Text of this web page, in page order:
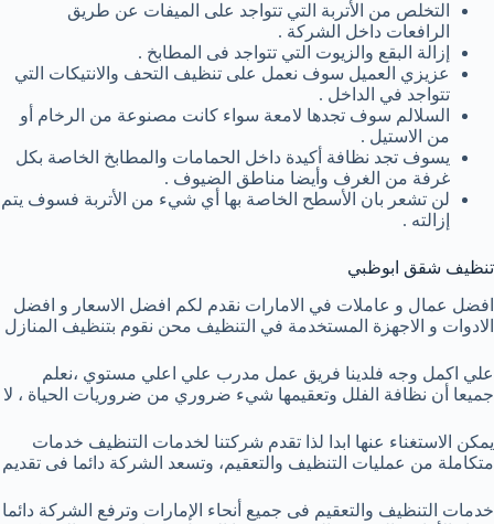
التخلص من الأتربة التي تتواجد على الميفات عن طريق
الرافعات داخل الشركة .
إزالة البقع والزيوت التي تتواجد فى المطابخ .
عزيزي العميل سوف نعمل على تنظيف التحف والانتيكات التي
تتواجد في الداخل .
السلالم سوف تجدها لامعة سواء كانت مصنوعة من الرخام أو
من الاستيل .
يسوف تجد نظافة أكيدة داخل الحمامات والمطابخ الخاصة بكل
غرفة من الغرف وأيضا مناطق الضيوف .
لن تشعر بان الأسطح الخاصة بها أي شيء من الأتربة فسوف يتم
إزالته .
تنظيف شقق ابوظبي
افضل عمال و عاملات في الامارات نقدم لكم افضل الاسعار و افضل
الادوات و الاجهزة المستخدمة في التنظيف محن نقوم بتنظيف المنازل
علي اكمل وجه فلدينا فريق عمل مدرب علي اعلي مستوي ،نعلم
جميعا أن نظافة الفلل وتعقيمها شيء ضروري من ضروريات الحياة ، لا
يمكن الاستغناء عنها ابدا لذا تقدم شركتنا لخدمات التنظيف خدمات
متكاملة من عمليات التنظيف والتعقيم، وتسعد الشركة دائما فى تقديم
خدمات التنظيف والتعقيم فى جميع أنحاء الإمارات وترفع الشركة دائما